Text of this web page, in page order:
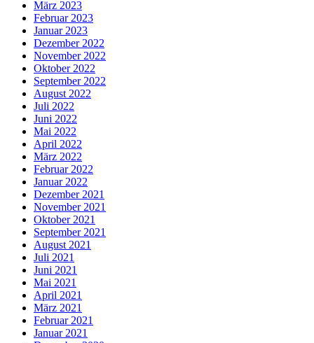
März 2023
Februar 2023
Januar 2023
Dezember 2022
November 2022
Oktober 2022
September 2022
August 2022
Juli 2022
Juni 2022
Mai 2022
April 2022
März 2022
Februar 2022
Januar 2022
Dezember 2021
November 2021
Oktober 2021
September 2021
August 2021
Juli 2021
Juni 2021
Mai 2021
April 2021
März 2021
Februar 2021
Januar 2021